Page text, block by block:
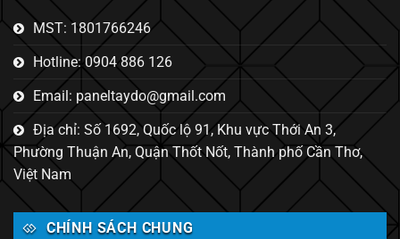
MST: 1801766246
Hotline: 0904 886 126
Email: paneltaydo@gmail.com
Địa chỉ: Số 1692, Quốc lộ 91, Khu vực Thới An 3,
Phường Thuận An, Quận Thốt Nốt, Thành phố Cần Thơ,
Việt Nam
CHÍNH SÁCH CHUNG